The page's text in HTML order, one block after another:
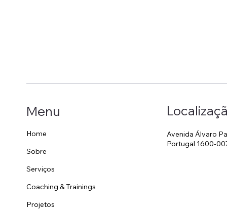
Menu
Home
Sobre
Serviços
Coaching & Trainings
Projetos
Avenida Álvaro
Portugal 1600-